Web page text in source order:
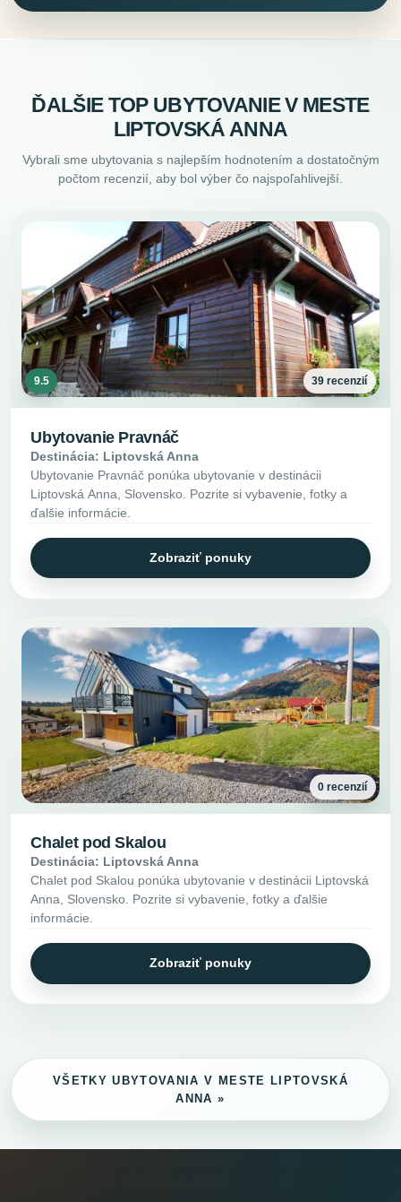
ĎALŠIE TOP UBYTOVANIE V MESTE
LIPTOVSKÁ ANNA
Vybrali sme ubytovania s najlepším hodnotením a dostatočným
počtom recenzií, aby bol výber čo najspoľahlivejší.
9.5 39 recenzií
Ubytovanie Pravnáč
Destinácia: Liptovská Anna
Ubytovanie Pravnáč ponúka ubytovanie v destinácii
Liptovská Anna, Slovensko. Pozrite si vybavenie, fotky a
ďalšie informácie.
Zobraziť ponuky
0 recenzií
Chalet pod Skalou
Destinácia: Liptovská Anna
Chalet pod Skalou ponúka ubytovanie v destinácii Liptovská
Anna, Slovensko. Pozrite si vybavenie, fotky a ďalšie
informácie.
Zobraziť ponuky
VŠETKY UBYTOVANIA V MESTE LIPTOVSKÁ
ANNA »